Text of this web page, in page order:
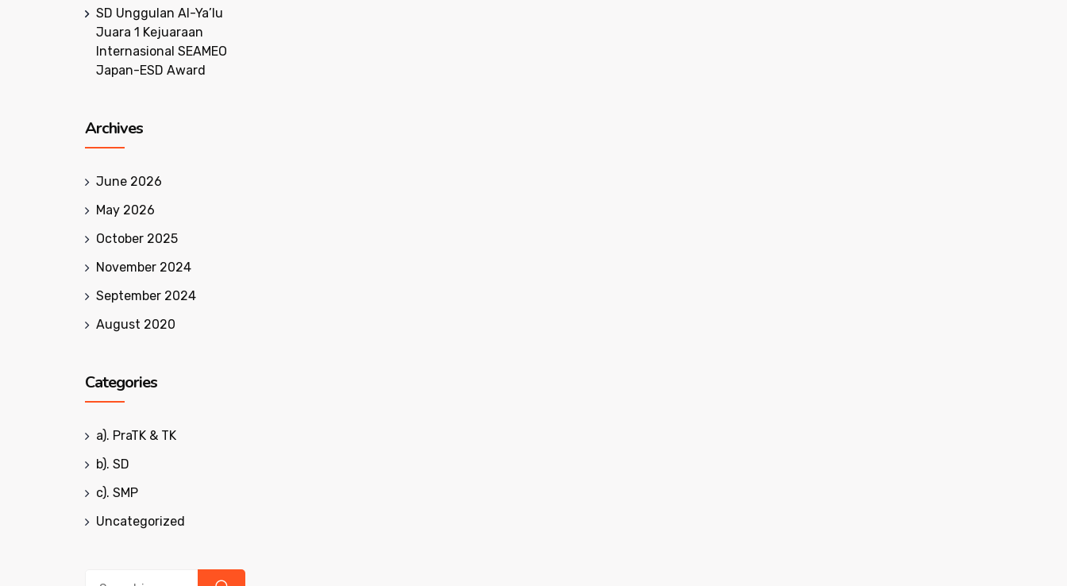
SD Unggulan Al-Ya’lu
Juara 1 Kejuaraan
Internasional SEAMEO
Japan-ESD Award
Archives
June 2026
May 2026
October 2025
November 2024
September 2024
August 2020
Categories
a). PraTK & TK
b). SD
c). SMP
Uncategorized